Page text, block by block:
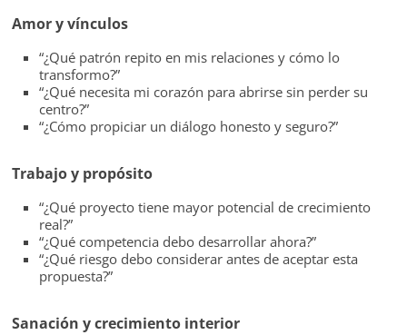
Amor y vínculos
“¿Qué patrón repito en mis relaciones y cómo lo
transformo?”
“¿Qué necesita mi corazón para abrirse sin perder su
centro?”
“¿Cómo propiciar un diálogo honesto y seguro?”
Trabajo y propósito
“¿Qué proyecto tiene mayor potencial de crecimiento
real?”
“¿Qué competencia debo desarrollar ahora?”
“¿Qué riesgo debo considerar antes de aceptar esta
propuesta?”
Sanación y crecimiento interior